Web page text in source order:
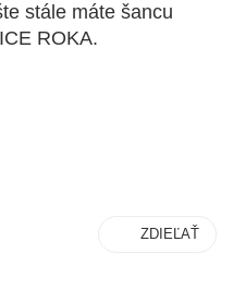
stále máte šancu
ROKA.
ZDIEĽAŤ